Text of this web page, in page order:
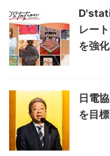
レー
を強化
日電
を目